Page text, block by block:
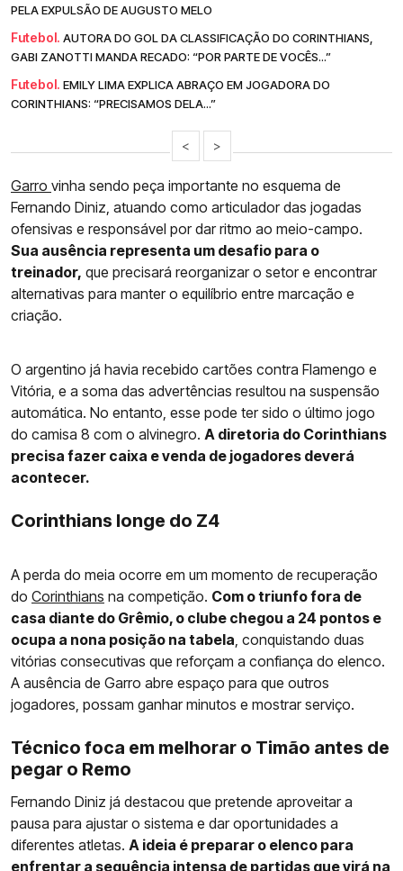
PELA EXPULSÃO DE AUGUSTO MELO
Futebol. AUTORA DO GOL DA CLASSIFICAÇÃO DO CORINTHIANS,
GABI ZANOTTI MANDA RECADO: “POR PARTE DE VOCÊS...”
Futebol. EMILY LIMA EXPLICA ABRAÇO EM JOGADORA DO
CORINTHIANS: “PRECISAMOS DELA...”
< >
Garro vinha sendo peça importante no esquema de
Fernando Diniz, atuando como articulador das jogadas
ofensivas e responsável por dar ritmo ao meio-campo.
Sua ausência representa um desafio para o
treinador, que precisará reorganizar o setor e encontrar
alternativas para manter o equilíbrio entre marcação e
criação.
O argentino já havia recebido cartões contra Flamengo e
Vitória, e a soma das advertências resultou na suspensão
automática. No entanto, esse pode ter sido o último jogo
do camisa 8 com o alvinegro. A diretoria do Corinthians
precisa fazer caixa e venda de jogadores deverá
acontecer.
Corinthians longe do Z4
A perda do meia ocorre em um momento de recuperação
do Corinthians na competição. Com o triunfo fora de
casa diante do Grêmio, o clube chegou a 24 pontos e
ocupa a nona posição na tabela , conquistando duas
vitórias consecutivas que reforçam a confiança do elenco.
A ausência de Garro abre espaço para que outros
jogadores, possam ganhar minutos e mostrar serviço.
Técnico foca em melhorar o Timão antes de
pegar o Remo
Fernando Diniz já destacou que pretende aproveitar a
pausa para ajustar o sistema e dar oportunidades a
diferentes atletas. A ideia é preparar o elenco para
enfrentar a sequência intensa de partidas que virá na